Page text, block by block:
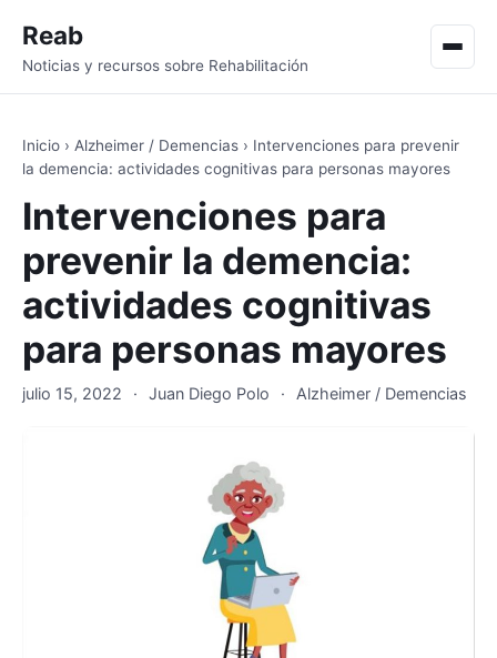
Reab
Noticias y recursos sobre Rehabilitación
Inicio › Alzheimer / Demencias › Intervenciones para prevenir
la demencia: actividades cognitivas para personas mayores
Intervenciones para
prevenir la demencia:
actividades cognitivas
para personas mayores
julio 15, 2022 · Juan Diego Polo · Alzheimer / Demencias